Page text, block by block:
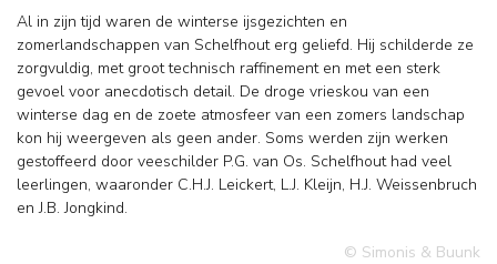
Al in zijn tijd waren de winterse ijsgezichten en
zomerlandschappen van Schelfhout erg geliefd. Hij schilderde ze
zorgvuldig, met groot technisch raffinement en met een sterk
gevoel voor anecdotisch detail. De droge vrieskou van een
winterse dag en de zoete atmosfeer van een zomers landschap
kon hij weergeven als geen ander. Soms werden zijn werken
gestoffeerd door veeschilder P.G. van Os. Schelfhout had veel
leerlingen, waaronder C.H.J. Leickert, L.J. Kleijn, H.J. Weissenbruch
en J.B. Jongkind.
© Simonis & Buunk